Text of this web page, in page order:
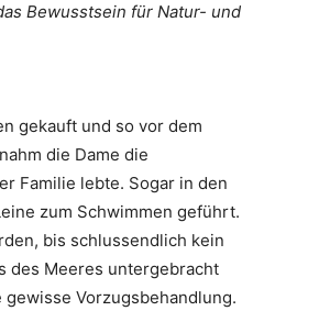
Bewusstsein für Natur- und
gekauft und so vor dem
die Dame die
Familie lebte. Sogar in den
zum Schwimmen geführt.
bis schlussendlich kein
des Meeres untergebracht
Vorzugsbehandlung.